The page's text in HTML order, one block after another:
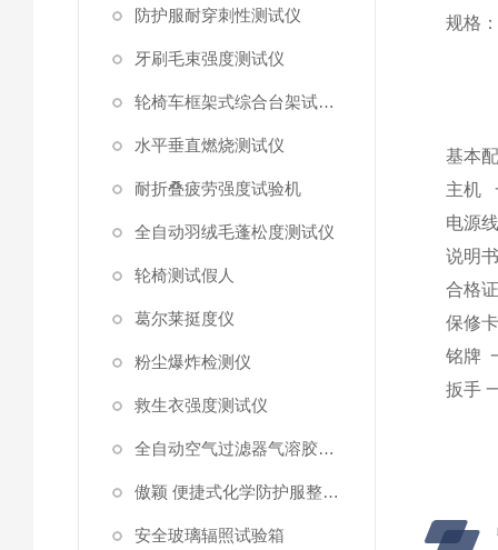
防护服耐穿刺性测试仪
牙刷毛束强度测试仪
轮椅车框架式综合台架试验机
水平垂直燃烧测试仪
耐折叠疲劳强度试验机
全自动羽绒毛蓬松度测试仪
轮椅测试假人
葛尔莱挺度仪
粉尘爆炸检测仪
救生衣强度测试仪
全自动空气过滤器气溶胶细菌截留测试仪
傲颖 便捷式化学防护服整体气密性测试仪
安全玻璃辐照试验箱
规格
基本
主机
电源
说明
合格
保修
铭牌
扳手